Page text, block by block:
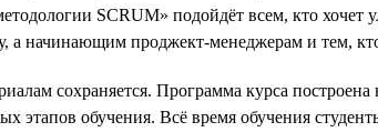
SCRUM» подойдёт всем, кто хочет
а начинающим проджект-менеджерам и тем,
сохраняется. Программа курса
этапов обучения. Всё время обучения